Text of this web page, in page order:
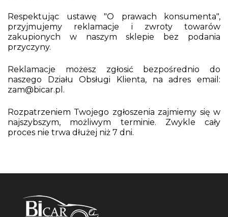
Respektując ustawę "O prawach konsumenta",
przyjmujemy reklamacje i zwroty towarów
zakupionych w naszym sklepie bez podania
przyczyny.
Reklamacje możesz zgłosić bezpośrednio do
naszego Działu Obsługi Klienta, na adres email:
zam@bicar.pl.
Rozpatrzeniem Twojego zgłoszenia zajmiemy się w
najszybszym, możliwym terminie. Zwykle cały
proces nie trwa dłużej niż 7 dni.